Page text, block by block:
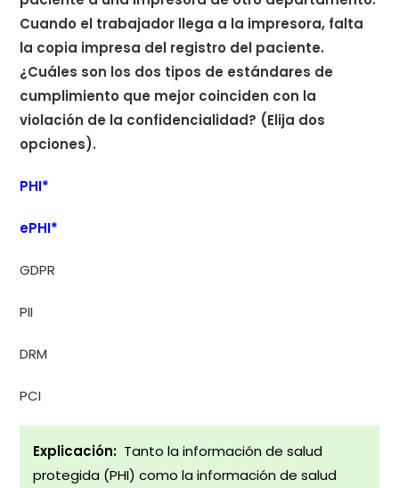
Cuando el trabajador llega a la impresora, falta
la copia impresa del registro del paciente.
¿Cuáles son los dos tipos de estándares de
cumplimiento que mejor coinciden con la
violación de la confidencialidad? (Elija dos
opciones).
PHI*
ePHI*
GDPR
PII
DRM
PCI
Explicación: Tanto la información de salud
protegida (PHI) como la información de salud